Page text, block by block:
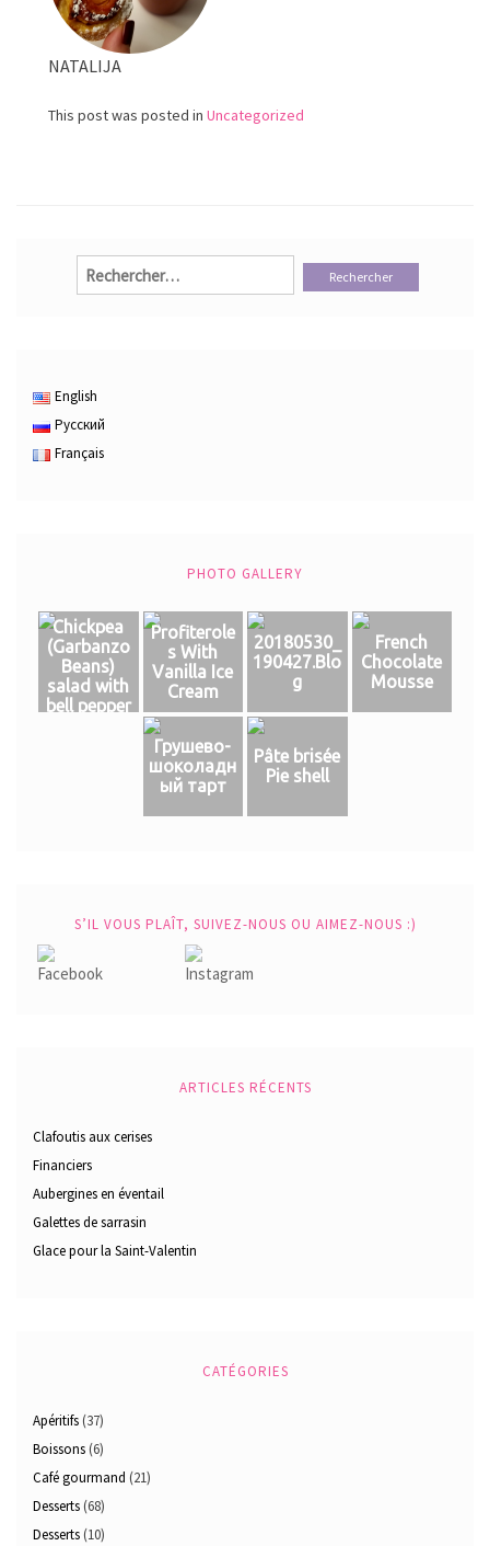
NATALIJA
This post was posted in Uncategorized
Rechercher :
English
Русский
Français
PHOTO GALLERY
Chickpea
(Garbanzo
Beans)
salad with
bell pepper
Profiterole
s With
Vanilla Ice
Cream
20180530_
190427.Blo
g
French
Chocolate
Mousse
Грушево-
шоколадн
ый тарт
Pâte brisée
Pie shell
S’IL VOUS PLAÎT, SUIVEZ-NOUS OU AIMEZ-NOUS :)
ARTICLES RÉCENTS
Clafoutis aux cerises
Financiers
Aubergines en éventail
Galettes de sarrasin
Glace pour la Saint-Valentin
CATÉGORIES
Apéritifs (37)
Boissons (6)
Café gourmand (21)
Desserts (68)
Desserts (10)